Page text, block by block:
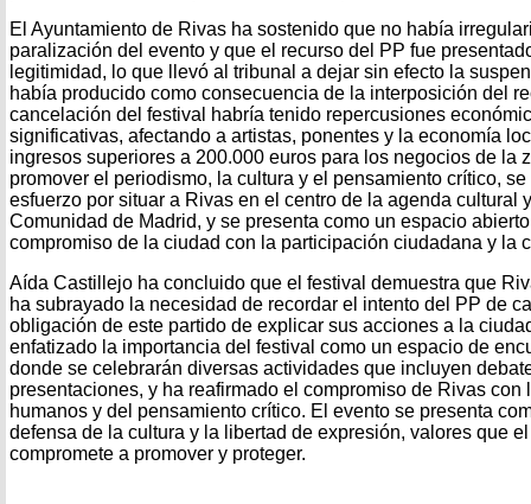
El Ayuntamiento de Rivas ha sostenido que no había
paralización del evento y que el recurso del PP fue
legitimidad, lo que llevó al tribunal a dejar sin efecto la
había producido como consecuencia de la interposición del
cancelación del festival habría tenido repercusiones
significativas, afectando a artistas, ponentes y la economía
ingresos superiores a 200.000 euros para los negocios de la
promover el periodismo, la cultura y el pensamiento crítico,
esfuerzo por situar a Rivas en el centro de la agenda cultural
Comunidad de Madrid, y se presenta como un espacio
compromiso de la ciudad con la participación ciudadana y la
Aída Castillejo ha concluido que el festival demuestra que
ha subrayado la necesidad de recordar el intento del PP de
obligación de este partido de explicar sus acciones a la
enfatizado la importancia del festival como un espacio de
donde se celebrarán diversas actividades que incluyen
presentaciones, y ha reafirmado el compromiso de Rivas con
humanos y del pensamiento crítico. El evento se presenta
defensa de la cultura y la libertad de expresión, valores que
compromete a promover y proteger.